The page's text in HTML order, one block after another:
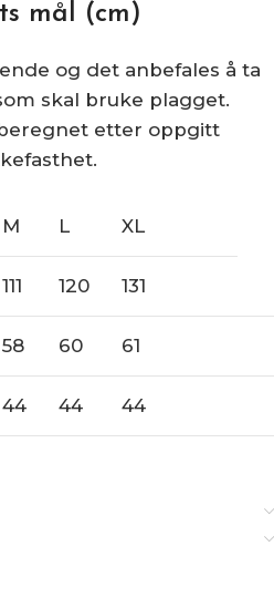
mål (cm)
og det anbefales å ta
skal bruke plagget.
etter oppgitt
M L XL
111 120 131
58 60 61
44 44 44